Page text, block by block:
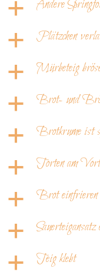
a Andere
a Plätzchen
a Mürbeteig
a Brot- und
a Brotkrume ist
a Torten am
a Brot einfrieren
a
a Teig klebt